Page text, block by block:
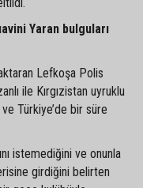
Yaran bulguları
Lefkoşa Polis
ile Kırgızistan uyruklu
ve Türkiye’de bir süre
istemediğini ve onunla
girdiğini belirten